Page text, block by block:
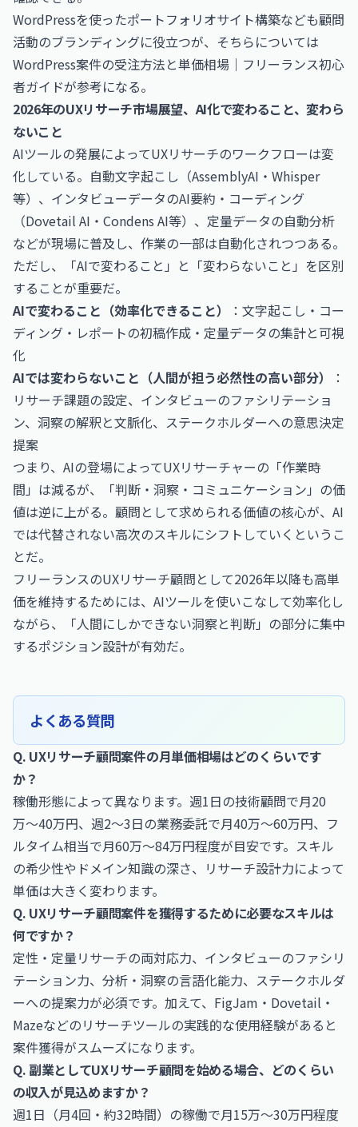
WordPressを使ったポートフォリオサイト構築なども顧問
活動のブランディングに役立つが、そちらについては
WordPress案件の受注方法と単価相場｜フリーランス初心
者ガイドが参考になる。
2026年のUXリサーチ市場展望、AI化で変わること、変わら
ないこと
AIツールの発展によってUXリサーチのワークフローは変
化している。自動文字起こし（AssemblyAI・Whisper
等）、インタビューデータのAI要約・コーディング
（Dovetail AI・Condens AI等）、定量データの自動分析
などが現場に普及し、作業の一部は自動化されつつある。
ただし、「AIで変わること」と「変わらないこと」を区別
することが重要だ。
AIで変わること（効率化できること）
：文字起こし・コー
ディング・レポートの初稿作成・定量データの集計と可視
化
AIでは変わらないこと（人間が担う必然性の高い部分）
：
リサーチ課題の設定、インタビューのファシリテーショ
ン、洞察の解釈と文脈化、ステークホルダーへの意思決定
提案
つまり、AIの登場によってUXリサーチャーの「作業時
間」は減るが、「判断・洞察・コミュニケーション」の価
値は逆に上がる。顧問として求められる価値の核心が、AI
では代替されない高次のスキルにシフトしていくというこ
とだ。
フリーランスのUXリサーチ顧問として2026年以降も高単
価を維持するためには、AIツールを使いこなして効率化し
ながら、「人間にしかできない洞察と判断」の部分に集中
するポジション設計が有効だ。
よくある質問
Q. UXリサーチ顧問案件の月単価相場はどのくらいです
か？
稼働形態によって異なります。週1日の技術顧問で月20
万〜40万円、週2〜3日の業務委託で月40万〜60万円、フ
ルタイム相当で月60万〜84万円程度が目安です。スキル
の希少性やドメイン知識の深さ、リサーチ設計力によって
単価は大きく変わります。
Q. UXリサーチ顧問案件を獲得するために必要なスキルは
何ですか？
定性・定量リサーチの両対応力、インタビューのファシリ
テーション力、分析・洞察の言語化能力、ステークホルダ
ーへの提案力が必須です。加えて、FigJam・Dovetail・
Mazeなどのリサーチツールの実践的な使用経験があると
案件獲得がスムーズになります。
Q. 副業としてUXリサーチ顧問を始める場合、どのくらい
の収入が見込めますか？
週1日（月4回・約32時間）の稼働で月15万〜30万円程度